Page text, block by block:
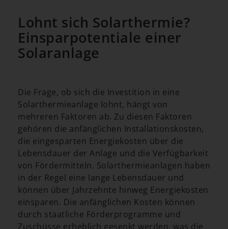
Lohnt sich Solarthermie?
Einsparpotentiale einer
Solaranlage
Die Frage, ob sich die Investition in eine
Solarthermieanlage lohnt, hängt von
mehreren Faktoren ab. Zu diesen Faktoren
gehören die anfänglichen Installationskosten,
die eingesparten Energiekosten über die
Lebensdauer der Anlage und die Verfügbarkeit
von Fördermitteln. Solarthermieanlagen haben
in der Regel eine lange Lebensdauer und
können über Jahrzehnte hinweg Energiekosten
einsparen. Die anfänglichen Kosten können
durch staatliche Förderprogramme und
Zuschüsse erheblich gesenkt werden, was die